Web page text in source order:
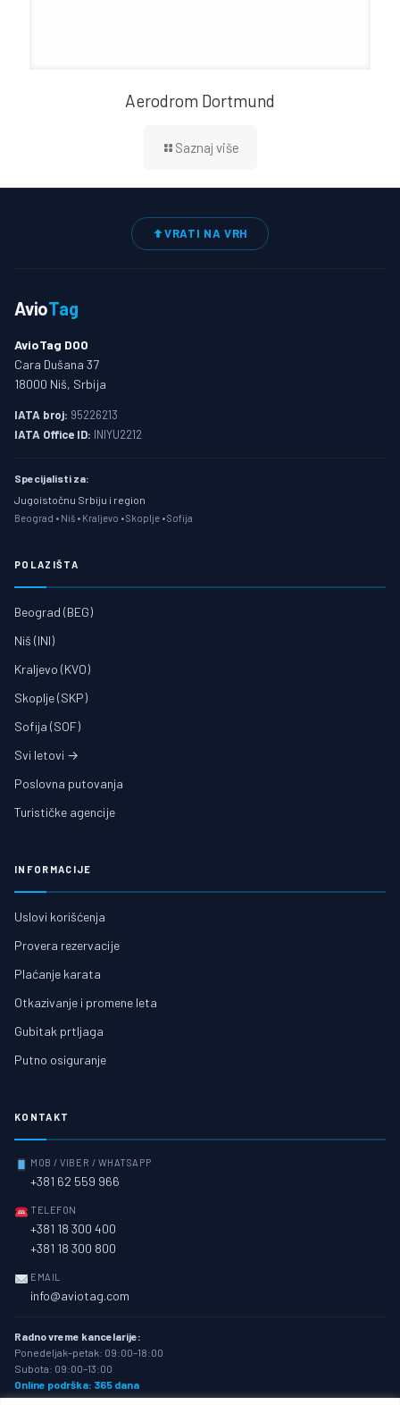
Aerodrom Dortmund
Saznaj više
VRATI NA VRH
AvioTag
AvioTag DOO
Cara Dušana 37
18000 Niš, Srbija
IATA broj: 95226213
IATA Office ID: INIYU2212
Specijalisti za:
Jugoistočnu Srbiju i region
Beograd • Niš • Kraljevo • Skoplje • Sofija
POLAZIŠTA
Beograd (BEG)
Niš (INI)
Kraljevo (KVO)
Skoplje (SKP)
Sofija (SOF)
Svi letovi →
Poslovna putovanja
Turističke agencije
INFORMACIJE
Uslovi korišćenja
Provera rezervacije
Plaćanje karata
Otkazivanje i promene leta
Gubitak prtljaga
Putno osiguranje
KONTAKT
MOB / VIBER / WHATSAPP
+381 62 559 966
TELEFON
+381 18 300 400
+381 18 300 800
EMAIL
info@aviotag.com
Radno vreme kancelarije:
Ponedeljak–petak: 09:00–18:00
Subota: 09:00–13:00
Online podrška: 365 dana